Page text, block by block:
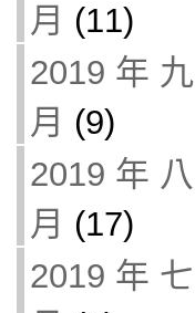
月 (11)
2019 年 九
月 (9)
2019 年 八
月 (17)
2019 年 七